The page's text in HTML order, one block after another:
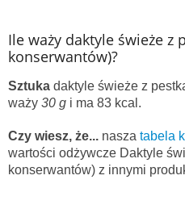
Ile waży daktyle świeże z
konserwantów)?
Sztuka daktyle świeże z
waży 30 g i ma 83 kcal.
Czy wiesz, że... nasza tabela
wartości odżywcze Daktyle
konserwantów) z innymi